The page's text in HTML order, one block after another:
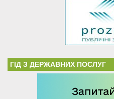
ГІД З ДЕРЖАВНИХ ПОСЛУГ